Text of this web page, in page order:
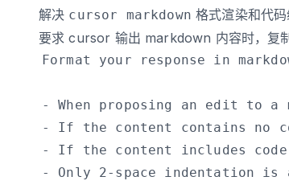
解决 cursor markdown 格式渲染和代
要求 cursor 输出 markdown 内容时，复